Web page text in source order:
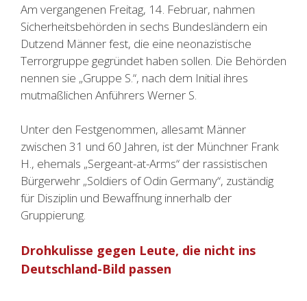
Am vergangenen Freitag, 14. Februar, nahmen
Sicherheitsbehörden in sechs Bundesländern ein
Dutzend Männer fest, die eine neonazistische
Terrorgruppe gegründet haben sollen. Die Behörden
nennen sie „Gruppe S.“, nach dem Initial ihres
mutmaßlichen Anführers Werner S.
Unter den Festgenommen, allesamt Männer
zwischen 31 und 60 Jahren, ist der Münchner Frank
H., ehemals „Sergeant-at-Arms“ der rassistischen
Bürgerwehr „Soldiers of Odin Germany“, zuständig
für Disziplin und Bewaffnung innerhalb der
Gruppierung.
Drohkulisse gegen Leute, die nicht ins
Deutschland-Bild passen